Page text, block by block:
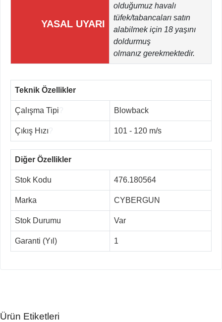
YASAL UYARI
olduğumuz havalı
tüfek/tabancaları satın
alabilmek için 18 yaşını
doldurmuş
olmanız gerekmektedir.
Teknik Özellikler
Çalışma Tipi Blowback
Çıkış Hızı 101 - 120 m/s
Diğer Özellikler
Stok Kodu 476.180564
Marka CYBERGUN
Stok Durumu Var
Garanti (Yıl) 1
Ürün Etiketleri